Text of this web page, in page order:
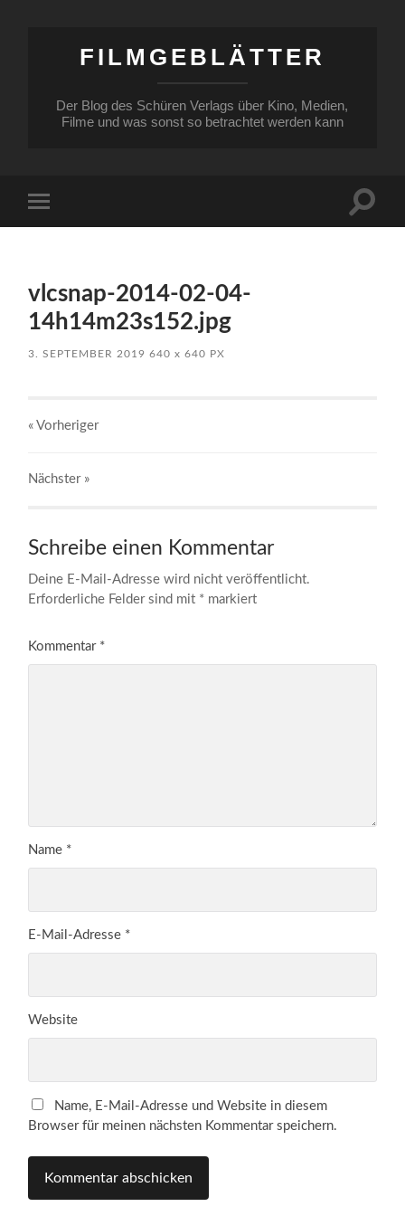
FILMGEBLÄTTER
Der Blog des Schüren Verlags über Kino, Medien,
Filme und was sonst so betrachtet werden kann
Menü
vlcsnap-2014-02-04-
14h14m23s152.jpg
3. SEPTEMBER 2019 640x 640 PX
« Vorheriger
Nächster »
Schreibe einen Kommentar
Deine E-Mail-Adresse wird nicht veröffentlicht.
Erforderliche Felder sind mit * markiert
Kommentar *
Name *
E-Mail-Adresse *
Website
Name, E-Mail-Adresse und Website in diesem
Browser für meinen nächsten Kommentar speichern.